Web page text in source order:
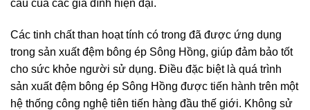
cầu của các gia đình hiện đại.
Các tinh chất than hoạt tính có trong đã được ứng dụng
trong sản xuất đệm bông ép Sông Hồng, giúp đảm bảo tốt
cho sức khỏe người sử dụng. Điều đặc biệt là quá trình
sản xuất đệm bông ép Sông Hồng được tiến hành trên một
hệ thống công nghệ tiên tiến hàng đầu thế giới. Không sử